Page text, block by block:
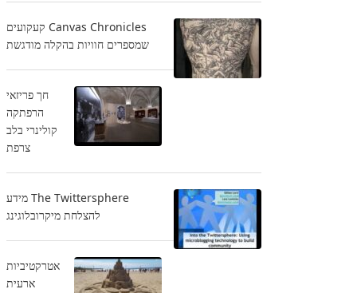
Canvas Chronicles קעקועים
שמספרים חוויות בהקלה מודגשת
חך פריזאי
הרפתקה
קולינרי בלב
צרפת
The Twittersphere מידע
להצלחת מיקרובלוגינג
אטרקטיביות
ארעית